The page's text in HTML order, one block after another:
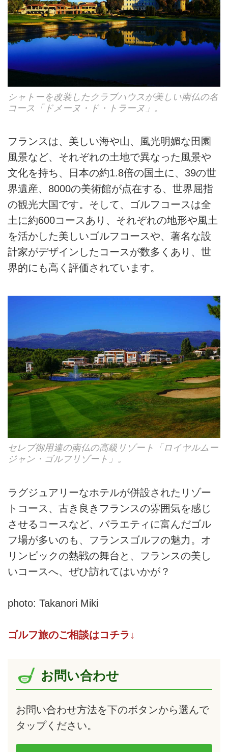
シャトーを改装したクラブハウスが美しい南仏の名
コース「ドメーヌ・ド・トラーヌ」。
フランスは、美しい海や山、風光明媚な田園
風景など、それぞれの土地で異なった風景や
文化を持ち、日本の約1.8倍の国土に、39の世
界遺産、8000の美術館が点在する、世界屈指
の観光大国です。そして、ゴルフコースは全
土に約600コースあり、それぞれの地形や風土
を活かした美しいゴルフコースや、著名な設
計家がデザインしたコースが数多くあり、世
界的にも高く評価されています。
セレブ御用達の南仏の高級リゾート「ロイヤルムー
ジャン・ゴルフリゾート」。
ラグジュアリーなホテルが併設されたリゾー
トコース、古き良きフランスの雰囲気を感じ
させるコースなど、バラエティに富んだゴル
フ場が多いのも、フランスゴルフの魅力。オ
リンピックの熱戦の舞台と、フランスの美し
いコースへ、ぜひ訪れてはいかが？
photo: Takanori Miki
ゴルフ旅のご相談はコチラ↓
お問い合わせ
お問い合わせ方法を下のボタンから選んで
タップください。